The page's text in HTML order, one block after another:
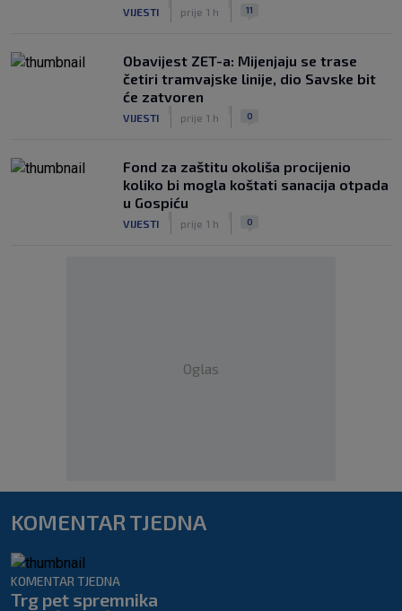
VIJESTI prije 1 h 11
Obavijest ZET-a: Mijenjaju se trase
četiri tramvajske linije, dio Savske bit
će zatvoren
VIJESTI prije 1 h 0
Fond za zaštitu okoliša procijenio
koliko bi mogla koštati sanacija otpada
u Gospiću
VIJESTI prije 1 h 0
Oglas
KOMENTAR TJEDNA
KOMENTAR TJEDNA
Trg pet spremnika